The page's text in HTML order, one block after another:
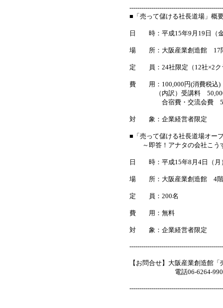
■「売って儲ける社長道場」概
日 時：平成15年9月19日（
場 所：大阪産業創造館 17階
定 員：24社限定（12社×2ク
費 用：100,000円(消費税込)
（内訳）受講料
合宿費・交流会費
対 象：企業経営者限定
■「売って儲ける社長道場オー
～即答！アナタの会社こう
日 時：平成15年8月4日（月
場 所：大阪産業創造館 4階
定 員：200名
費 用：無料
対 象：企業経営者限定
【お問合せ】大阪産業創造館
電話06-6264-9904